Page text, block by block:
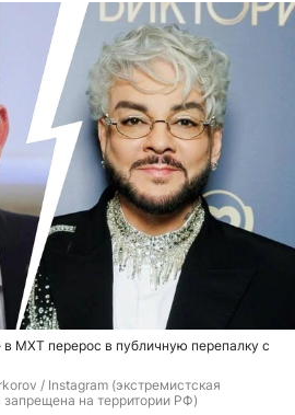
в МХТ перерос в публичную перепалку с
/ Instagram (экстремистская
запрещена на территории РФ)